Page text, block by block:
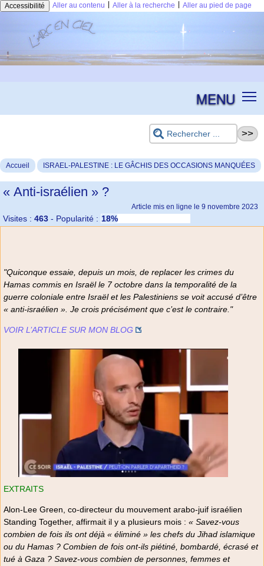
Accessibilité Aller au contenu Aller à la recherche Aller au pied de page
MENU
Accueil ISRAEL-PALESTINE : LE GÂCHIS DES OCCASIONS MANQUÉES
« Anti-israélien » ?
Article mis en ligne le 9 novembre 2023
Visites : 463 - Popularité : 18%
"Quiconque essaie, depuis un mois, de replacer les crimes du
Hamas commis en Israël le 7 octobre dans la temporalité de la
guerre coloniale entre Israël et les Palestiniens se voit accusé d’être
« anti-israélien ». Je crois précisément que c’est le contraire."
VOIR L’ARTICLE SUR MON BLOG
EXTRAITS
Alon-Lee Green, co-directeur du mouvement arabo-juif israélien
Standing Together, affirmait il y a plusieurs mois : « Savez-vous
combien de fois ils ont déjà « éliminé » les chefs du Jihad islamique
ou du Hamas ? Combien de fois ont-ils piétiné, bombardé, écrasé et
tué à Gaza ? Savez-vous combien de personnes, femmes et